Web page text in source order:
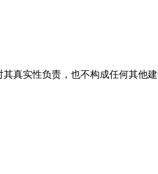
真实性负责，也不构成任何其他